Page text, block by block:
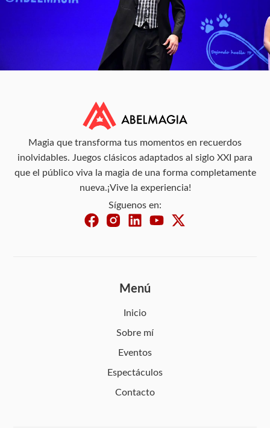
Magia que transforma tus momentos en recuerdos
inolvidables. Juegos clásicos adaptados al siglo XXI para
que el público viva la magia de una forma completamente
nueva.¡Vive la experiencia!
Síguenos en:
Menú
Inicio
Sobre mí
Eventos
Espectáculos
Contacto